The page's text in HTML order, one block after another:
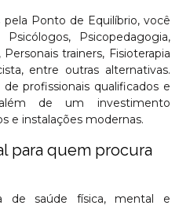
Ponto de Equilíbrio, você
Psicopedagogia,
trainers, Fisioterapia
entre outras alternativas.
profissionais qualificados e
de um investimento
e instalações modernas.
para quem procura
de saúde física, mental e